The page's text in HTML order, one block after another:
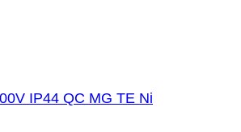
IP44 QC MG TE Ni